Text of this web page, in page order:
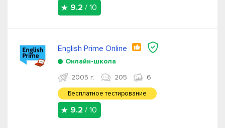
9.2 / 10
English Prime Online
Онлайн-школа
2005 г.
205 6
Бесплатное тестирование
9.2 / 10